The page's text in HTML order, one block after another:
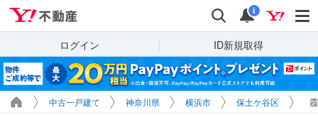
検索 通知
i
ログイン ID新規取得
中古一戸建て 神奈川県 横浜市 保土ケ谷区